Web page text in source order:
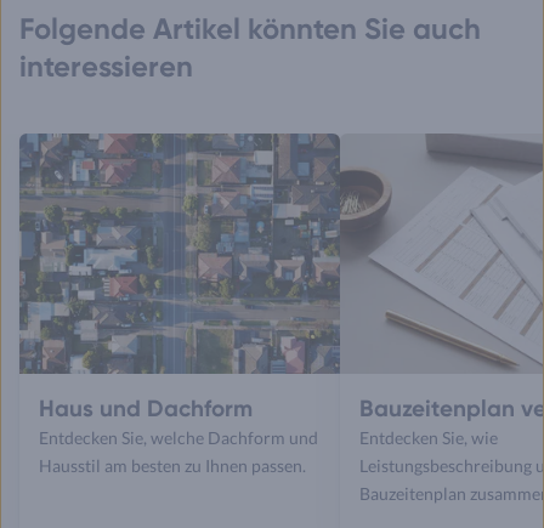
Folgende Artikel könnten Sie auch
interessieren
Haus und Dachform
Entdecken Sie, welche Dachform und
Hausstil am besten zu Ihnen passen.
Bauzeitenplan
Entdecken Sie, wie
Leistungsbeschreibung
Bauzeitenplan